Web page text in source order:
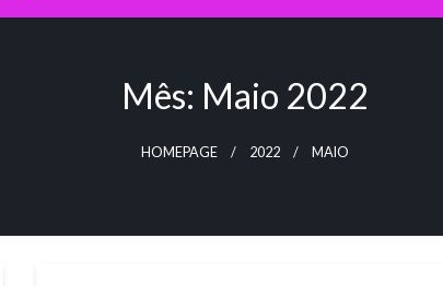
Mês: Maio 2022
HOMEPAGE 2022 MAIO